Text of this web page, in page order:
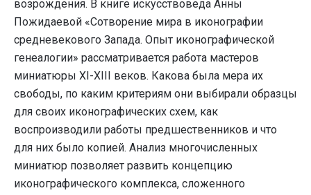
возрождения. В книге искусствоведа Анны
Пожидаевой «Сотворение мира в иконографии
средневекового Запада. Опыт иконографической
генеалогии» рассматривается работа мастеров
миниатюры XI-XIII веков. Какова была мера их
свободы, по каким критериям они выбирали образцы
для своих иконографических схем, как
воспроизводили работы предшественников и что
для них было копией. Анализ многочисленных
миниатюр позволяет развить концепцию
иконографического комплекса, сложенного